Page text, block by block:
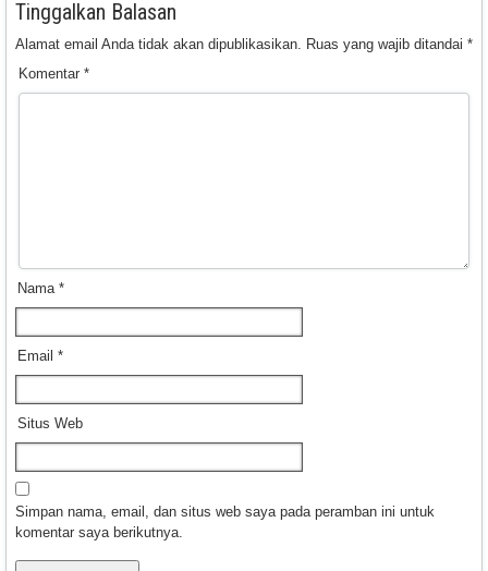
Tinggalkan Balasan
Alamat email Anda tidak akan dipublikasikan. Ruas yang wajib ditandai *
Komentar *
Nama *
Email *
Situs Web
Simpan nama, email, dan situs web saya pada peramban ini untuk
komentar saya berikutnya.